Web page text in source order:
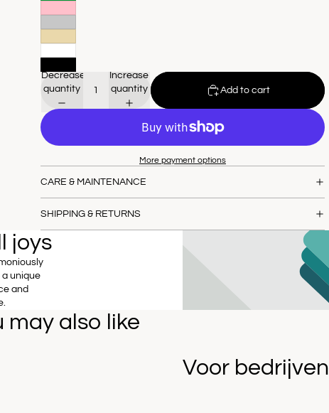
Decrease
quantity
Increase
quantity
Add to cart
More payment options
CARE & MAINTENANCE
SHIPPING & RETURNS
joys
a unique
and
may also like
Voor bedrijven